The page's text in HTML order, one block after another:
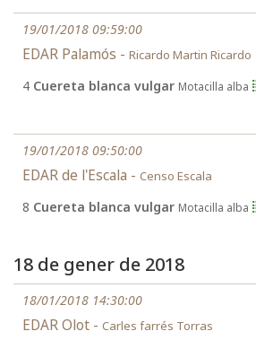
19/01/2018 09:59:00
EDAR Palamós - Ricardo Martin Ricardo
4 Cuereta blanca vulgar Motacilla alba
19/01/2018 09:50:00
EDAR de l'Escala - Censo Escala
8 Cuereta blanca vulgar Motacilla alba
18 de gener de 2018
18/01/2018 14:30:00
EDAR Olot - Carles farrés Torras